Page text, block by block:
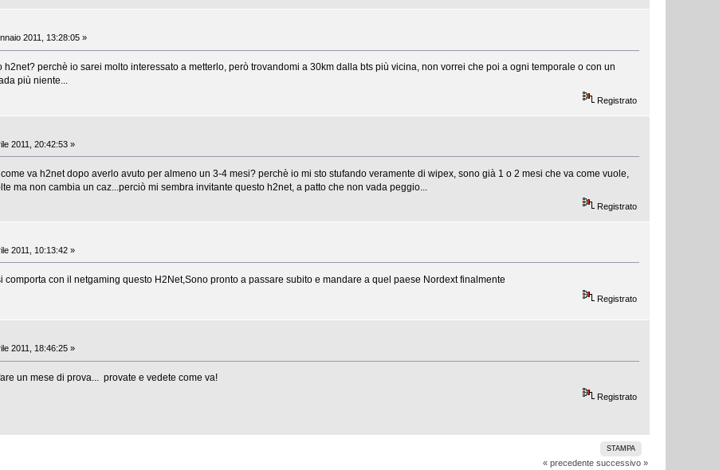
2011, 13:28:05 »
h2net? perchè io sarei molto interessato a metterlo, però trovandomi a 30km dalla bts più vicina, non vorrei che poi a ogni temporale o con un
più niente...
Registrato
2011, 20:42:53 »
va h2net dopo averlo avuto per almeno un 3-4 mesi? perchè io mi sto stufando veramente di wipex, sono già 1 o 2 mesi che va come vuole,
ma non cambia un caz...perciò mi sembra invitante questo h2net, a patto che non vada peggio...
Registrato
2011, 10:13:42 »
comporta con il netgaming questo H2Net,Sono pronto a passare subito e mandare a quel paese Nordext finalmente
Registrato
2011, 18:46:25 »
un mese di prova... provate e vedete come va!
Registrato
STAMPA
« precedente successivo »